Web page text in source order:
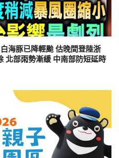
海豚已降輕颱 估晚間登陸浙
北部雨勢漸緩 中南部防短延時